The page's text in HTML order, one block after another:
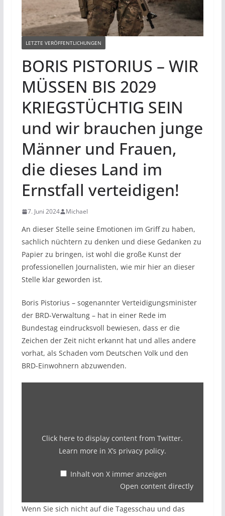
LETZTE VERÖFFENTLICHUNGEN
BORIS PISTORIUS – WIR
MÜSSEN BIS 2029
KRIEGSTÜCHTIG SEIN
und wir brauchen junge
Männer und Frauen,
die dieses Land im
Ernstfall verteidigen!
7. Juni 2024 Michael
An dieser Stelle seine Emotionen im Griff zu haben,
sachlich nüchtern zu denken und diese Gedanken zu
Papier zu bringen, ist wohl die große Kunst der
professionellen Journalisten, wie mir hier an dieser
Stelle klar geworden ist.
Boris Pistorius – sogenannter Verteidigungsminister
der BRD-Verwaltung – hat in einer Rede im
Bundestag eindrucksvoll bewiesen, dass er die
Zeichen der Zeit nicht erkannt hat und alles andere
vorhat, als Schaden vom Deutschen Volk und den
BRD-Einwohnern abzuwenden.
Click here to display content from Twitter.
Learn more in X’s privacy policy.
Inhalt von X immer anzeigen
Open content directly
Wenn Sie sich nicht auf die Tagesschau und das